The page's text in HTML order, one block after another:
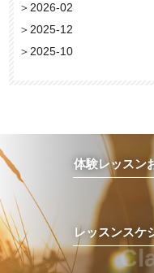
＞2026-02
＞2025-12
＞2025-10
体験レッスン
レッスンスケ